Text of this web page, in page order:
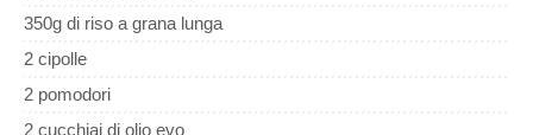
350g di riso a grana lunga
2 cipolle
2 pomodori
2 cucchiai di olio evo